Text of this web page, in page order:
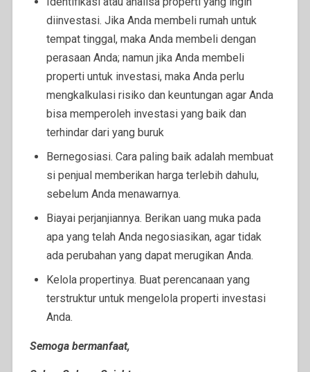
diinvestasi. Jika Anda membeli rumah untuk
tempat tinggal, maka Anda membeli dengan
perasaan Anda; namun jika Anda membeli
properti untuk investasi, maka Anda perlu
mengkalkulasi risiko dan keuntungan agar Anda
bisa memperoleh investasi yang baik dan
terhindar dari yang buruk
Bernegosiasi. Cara paling baik adalah membuat
si penjual memberikan harga terlebih dahulu,
sebelum Anda menawarnya.
Biayai perjanjiannya. Berikan uang muka pada
apa yang telah Anda negosiasikan, agar tidak
ada perubahan yang dapat merugikan Anda.
Kelola propertinya. Buat perencanaan yang
terstruktur untuk mengelola properti investasi
Anda.
Semoga bermanfaat,